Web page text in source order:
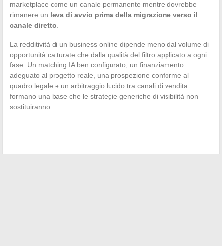
marketplace come un canale permanente mentre dovrebbe
rimanere un leva di avvio prima della migrazione verso il
canale diretto.
La redditività di un business online dipende meno dal volume di
opportunità catturate che dalla qualità del filtro applicato a ogni
fase. Un matching IA ben configurato, un finanziamento
adeguato al progetto reale, una prospezione conforme al
quadro legale e un arbitraggio lucido tra canali di vendita
formano una base che le strategie generiche di visibilità non
sostituiranno.